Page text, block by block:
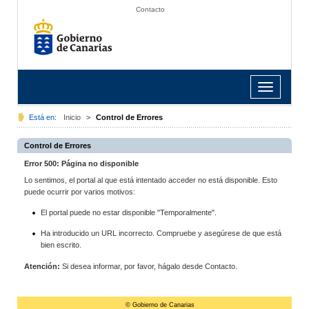
Contacto
Toggle
navigation
Está en: Inicio > Control de Errores
Control de Errores
Error 500: Página no disponible
Lo sentimos, el portal al que está intentado acceder no está disponible. Esto
puede ocurrir por varios motivos:
El portal puede no estar disponible "Temporalmente".
Ha introducido un URL incorrecto. Compruebe y asegúrese de que está
bien escrito.
Atención: Si desea informar, por favor, hágalo desde Contacto.
© Gobierno de Canarias